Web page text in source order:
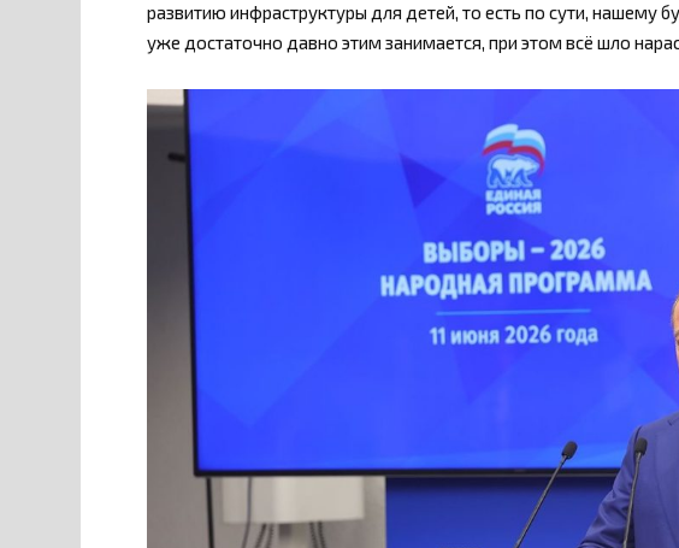
развитию инфраструктуры для детей, то есть по сути, нашему
уже достаточно давно этим занимается, при этом всё шло